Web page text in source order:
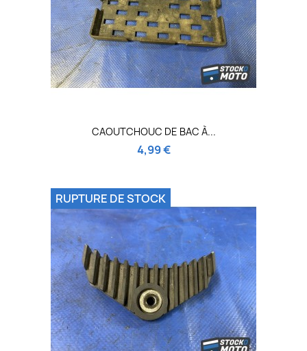
CAOUTCHOUC DE BAC À...
4,99 €
RUPTURE DE STOCK